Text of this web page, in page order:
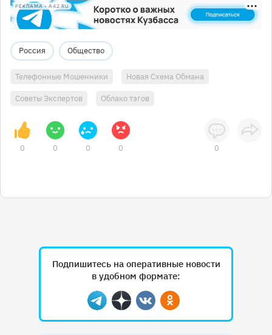
РЕКЛАМА • A42.RU
Россия Общество
Телефонные Мошенники Новая Схема Обмана
Советы Экспертов Облако тэгов
0 0 0 0 0
Подпишитесь на оперативные новости
в удобном формате:
Telegram
ДзенВконтактеОдноклассники